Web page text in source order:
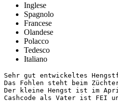
Inglese
Spagnolo
Francese
Olandese
Polacco
Tedesco
Italiano
Sehr gut entwickeltes
Das Fohlen steht beim
Der kleine Hengst ist im
Cashcode als Vater ist FEI